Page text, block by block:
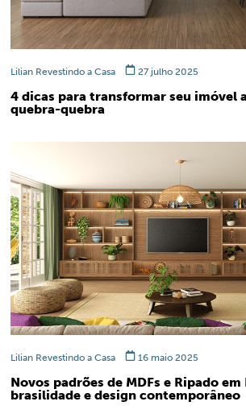
Lilian Revestindo a Casa 27 julho 2025
4 dicas para transformar seu imóvel
quebra-quebra
Lilian Revestindo a Casa 16 maio 2025
Novos padrões de MDFs e Ripado
brasilidade e design contemporâneo